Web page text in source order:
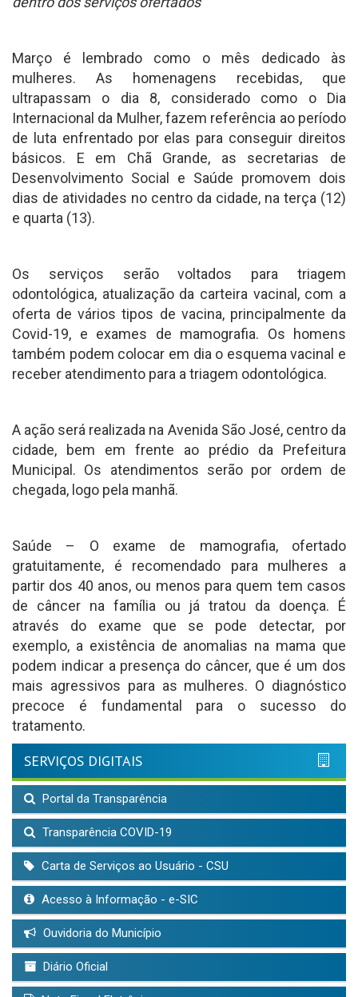
Março é lembrado como o mês dedicado às
mulheres. As homenagens recebidas, que
ultrapassam o dia 8, considerado como o Dia
Internacional da Mulher, fazem referência ao período
de luta enfrentado por elas para conseguir direitos
básicos. E em Chã Grande, as secretarias de
Desenvolvimento Social e Saúde promovem dois
dias de atividades no centro da cidade, na terça (12)
e quarta (13).
Os serviços serão voltados para triagem
odontológica, atualização da carteira vacinal, com a
oferta de vários tipos de vacina, principalmente da
Covid-19, e exames de mamografia. Os homens
também podem colocar em dia o esquema vacinal e
receber atendimento para a triagem odontológica.
A ação será realizada na Avenida São José, centro da
cidade, bem em frente ao prédio da Prefeitura
Municipal. Os atendimentos serão por ordem de
chegada, logo pela manhã.
Saúde – O exame de mamografia, ofertado
gratuitamente, é recomendado para mulheres a
partir dos 40 anos, ou menos para quem tem casos
de câncer na família ou já tratou da doença. É
através do exame que se pode detectar, por
exemplo, a existência de anomalias na mama que
podem indicar a presença do câncer, que é um dos
mais agressivos para as mulheres. O diagnóstico
precoce é fundamental para o sucesso do
tratamento.
SERVIÇOS DIGITAIS
Portal da Transparência
Transparência COVID-19
Carta de Serviços ao Usuário - CSU
Acesso à Informação - e-SIC
Ouvidoria do Município
Diário Oficial